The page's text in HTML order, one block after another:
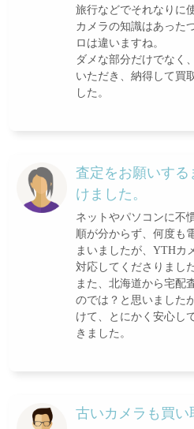
旅行などでそれなりに
カメラの知識はあった
ロは違いますね。
ダメな部分だけでなく
いただき、納得して買
した。
査定をお願いす
けました。
ネットやパソコンに不
順が分からず、何度も
まいましたが、YTHカ
対応してくださりました
また、北海道から宅配
のでは？と思いました
けて、とにかく安心し
きました。
古いカメラも買い